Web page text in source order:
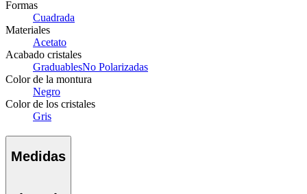
Formas
Cuadrada
Materiales
Acetato
Acabado cristales
GraduablesNo Polarizadas
Color de la montura
Negro
Color de los cristales
Gris
Medidas